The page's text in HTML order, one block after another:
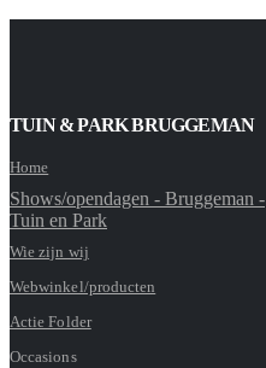
TUIN & PARK BRUGGEMAN
Home
Shows/opendagen - Bruggeman -
Tuin en Park
Wie zijn wij
Webwinkel/producten
Actie Folder
Occasions